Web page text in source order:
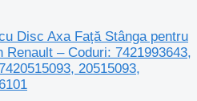
Disc Axa Față Stânga pentru
– Coduri: 7421993643,
20515093,